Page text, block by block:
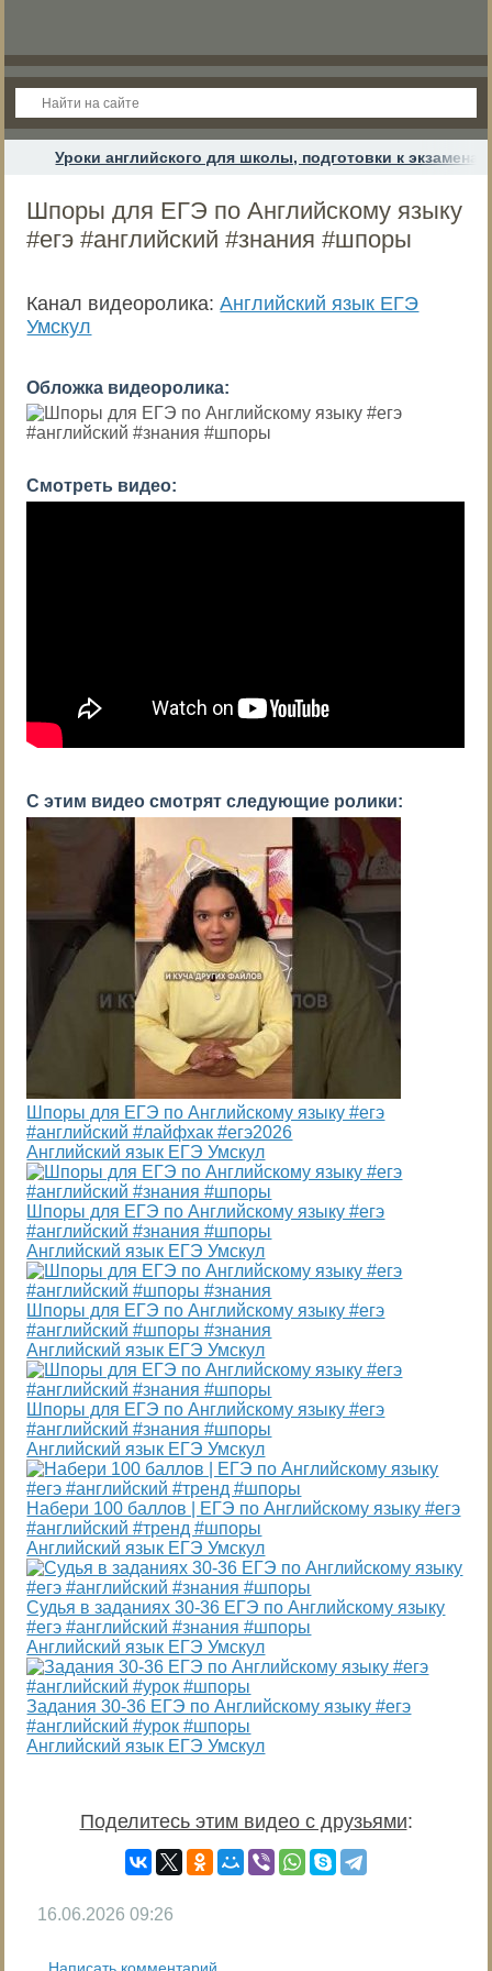
Уроки английского для школы, подготовки к
Шпоры для ЕГЭ по Английскому языку
#егэ #английский #знания #шпоры
Канал видеоролика:Английский язык ЕГЭ
Умскул
Обложка видеоролика:
Смотреть видео:
С этим видео смотрят следующие ролики:
Шпоры для ЕГЭ по Английскому языку #егэ
#английский #лайфхак #егэ2026
Английский язык ЕГЭ Умскул
Шпоры для ЕГЭ по Английскому языку #егэ
#английский #знания #шпоры
Английский язык ЕГЭ Умскул
Шпоры для ЕГЭ по Английскому языку #егэ
#английский #шпоры #знания
Английский язык ЕГЭ Умскул
Шпоры для ЕГЭ по Английскому языку #егэ
#английский #знания #шпоры
Английский язык ЕГЭ Умскул
Набери 100 баллов | ЕГЭ по Английскому языку #егэ
#английский #тренд #шпоры
Английский язык ЕГЭ Умскул
Судья в заданиях 30-36 ЕГЭ по Английскому языку
#егэ #английский #знания #шпоры
Английский язык ЕГЭ Умскул
Задания 30-36 ЕГЭ по Английскому языку #егэ
#английский #урок #шпоры
Английский язык ЕГЭ Умскул
Поделитесь этим видео с друзьями:
16.06.2026 09:26